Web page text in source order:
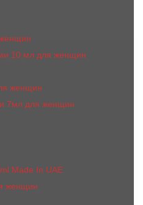
10 мл для женщин
женщин
7мл для женщин
Made In UAE
женщин